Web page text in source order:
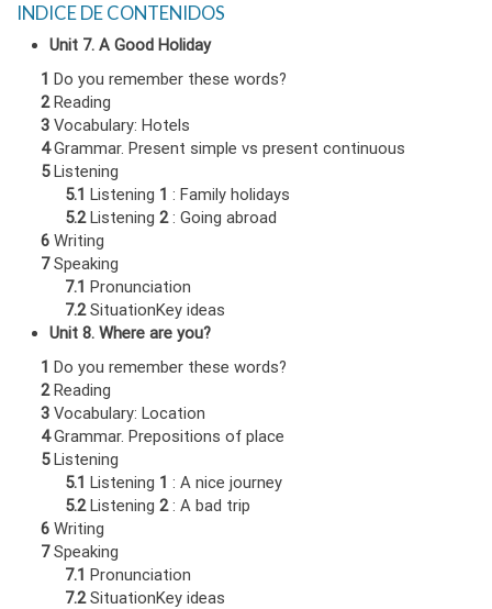
INDICE DE CONTENIDOS
Unit 7. A Good Holiday
1 Do you remember these words?
2Reading
3 Vocabulary: Hotels
4Grammar. Present simple vs present continuous
5Listening
5.1 Listening 1 : Family holidays
5.2Listening2: Going abroad
6 Writing
7Speaking
7.1 Pronunciation
7.2SituationKey ideas
Unit 8. Where are you?
1 Do you remember these words?
2Reading
3 Vocabulary: Location
4Grammar. Prepositions of place
5Listening
5.1 Listening 1 : A nice journey
5.2Listening2: A bad trip
6 Writing
7Speaking
7.1 Pronunciation
7.2SituationKey ideas